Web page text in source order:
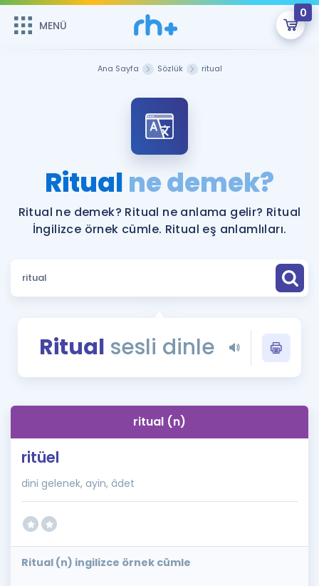
MENÜ
0
ÜYE DEĞİLİM
Sepetin Şu An Boş.
Remzi Hoca ile seni sınava hazırlayacak onlarca eğitim seni
bekliyor!
MENÜ
Faydalı Araçlar
Sözlük
Blog
İngilizce Gramer
Ana Sayfa Sözlük ritual
Ritualne demek?
Ritual ne demek? Ritual ne anlama gelir? Ritual
İngilizce örnek cümle. Ritual eş anlamlıları.
Ritual sesli dinle
ritual (n)
ritüel
dini gelenek, ayin, âdet
Ritual (n) ingilizce örnek cümle